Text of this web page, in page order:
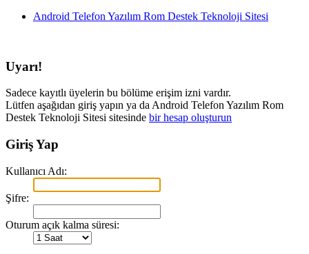
Android Telefon Yazılım Rom Destek Teknoloji Sitesi
Uyarı!
Sadece kayıtlı üyelerin bu bölüme erişim izni vardır.
Lütfen aşağıdan giriş yapın ya da Android Telefon Yazılım Rom
Destek Teknoloji Sitesi sitesinde bir hesap oluşturun
Giriş Yap
Kullanıcı Adı:
Şifre:
Oturum açık kalma süresi: